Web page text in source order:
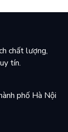
chất lượng,
tín.
phố Hà Nội